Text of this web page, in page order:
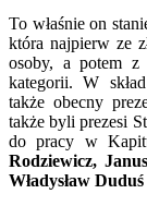
To właśnie on
która najpierw ze
osoby, a potem
kategorii. W
także obecny
także byli prezesi
do pracy w
Rodziewicz,
Władysław Duduś